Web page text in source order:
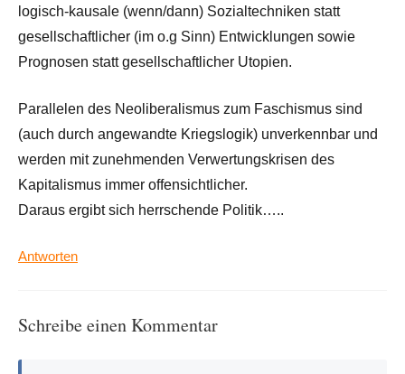
logisch-kausale (wenn/dann) Sozialtechniken statt
gesellschaftlicher (im o.g Sinn) Entwicklungen sowie
Prognosen statt gesellschaftlicher Utopien.
Parallelen des Neoliberalismus zum Faschismus sind
(auch durch angewandte Kriegslogik) unverkennbar und
werden mit zunehmenden Verwertungskrisen des
Kapitalismus immer offensichtlicher.
Daraus ergibt sich herrschende Politik…..
Antworten
Schreibe einen Kommentar